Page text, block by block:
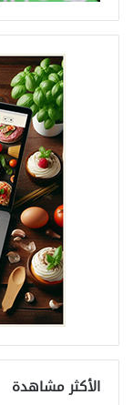
الأكثر مشاهدة